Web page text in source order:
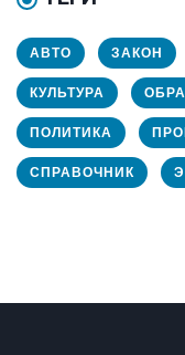
АВТО ЗАКОН
КУЛЬТУРА
ПОЛИТИКА
СПРАВОЧНИК